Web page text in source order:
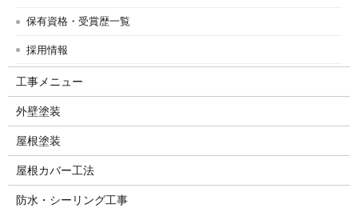
保有資格・受賞歴一覧
採用情報
工事メニュー
外壁塗装
屋根塗装
屋根カバー工法
防水・シーリング工事